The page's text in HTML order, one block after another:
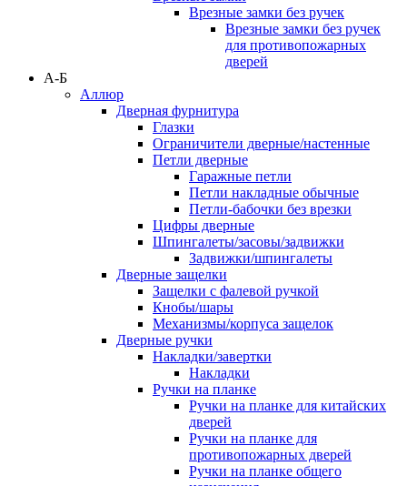
Врезные замки без ручек
Врезные замки без ручек
для противопожарных
дверей
А-Б
Аллюр
Дверная фурнитура
Глазки
Ограничители дверные/настенные
Петли дверные
Гаражные петли
Петли накладные обычные
Петли-бабочки без врезки
Цифры дверные
Шпингалеты/засовы/задвижки
Задвижки/шпингалеты
Дверные защелки
Защелки с фалевой ручкой
Кнобы/шары
Механизмы/корпуса защелок
Дверные ручки
Накладки/завертки
Накладки
Ручки на планке
Ручки на планке для китайских
дверей
Ручки на планке для
противопожарных дверей
Ручки на планке общего